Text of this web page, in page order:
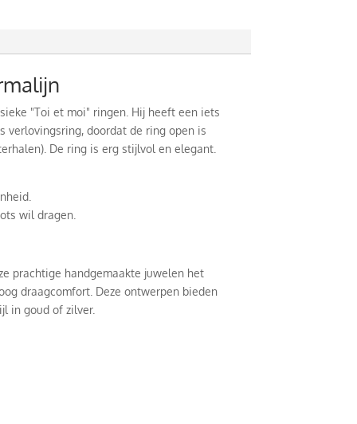
"Toi et moi" ringen. Hij heeft een iets
verlovingsring, doordat de ring open is
De ring is erg stijlvol en elegant.
wil dragen.
prachtige handgemaakte juwelen het
draagcomfort. Deze ontwerpen bieden
in goud of zilver.